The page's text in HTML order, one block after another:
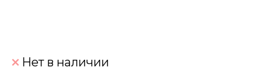
Нет в наличии